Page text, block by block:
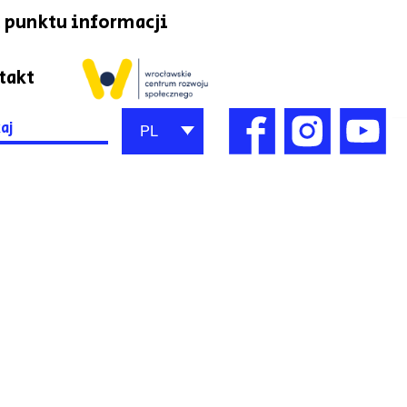
punktu informacji
PL